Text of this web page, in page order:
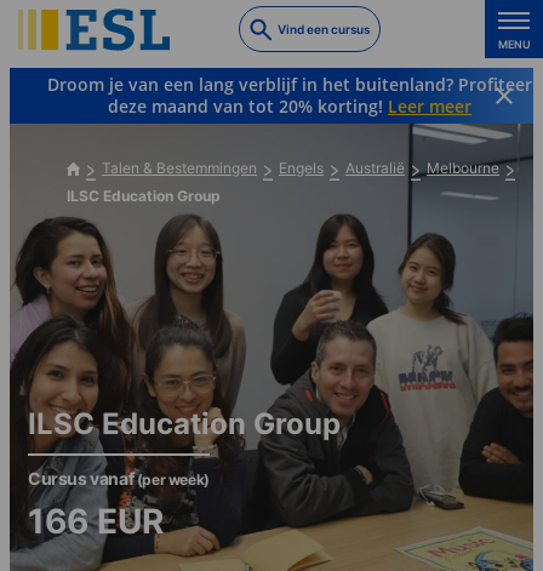
to
main
content
Vind een cursus
MENU
Droom je van een lang verblijf in het buitenland? Profiteer
deze maand van tot 20% korting! Leer meer
Talen & Bestemmingen Engels Australië
Melbourne
ILSC Education Group
ILSC Education Group
Cursus vanaf(per week)
166EUR